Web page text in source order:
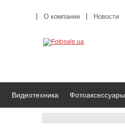
О компании Новости
Видеотехника Фотоаксессуары